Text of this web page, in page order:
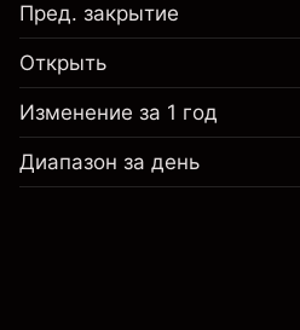
Пред. закрытие
Открыть
Изменение за 1 год
Диапазон за день